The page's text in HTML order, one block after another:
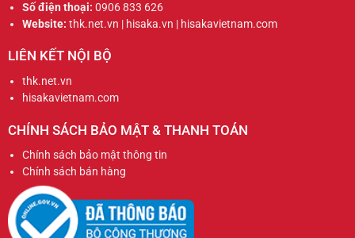
Số điện thoại: 0906 833 626
Website: thk.net.vn | hisaka.vn | hisakavietnam.com
LIÊN KẾT NỘI BỘ
thk.net.vn
hisakavietnam.com
CHÍNH SÁCH BẢO MẬT & THANH TOÁN
Chính sách bảo mật thông tin
Chính sách bán hàng